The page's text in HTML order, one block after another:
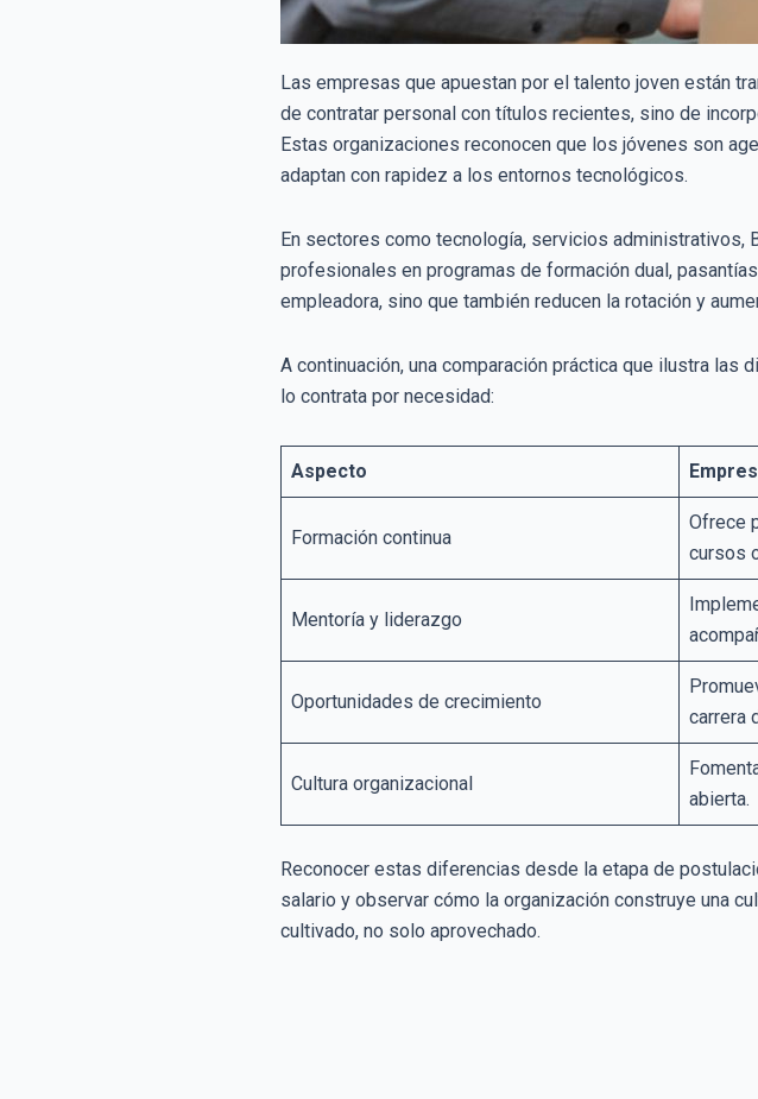
Las empresas que apuestan por el talento joven están
de contratar personal con títulos recientes, sino de
Estas organizaciones reconocen que los jóvenes son
adaptan con rapidez a los entornos tecnológicos.
En sectores como tecnología, servicios administrativos,
profesionales en programas de formación dual,
empleadora, sino que también reducen la rotación y
A continuación, una comparación práctica que ilustra
lo contrata por necesidad:
Aspecto
Formación continua
Ofrece
cursos
Mentoría y liderazgo
Oportunidades de crecimiento
carrera
Cultura organizacional
abierta.
Reconocer estas diferencias desde la etapa de
salario y observar cómo la organización construye una
cultivado, no solo aprovechado.